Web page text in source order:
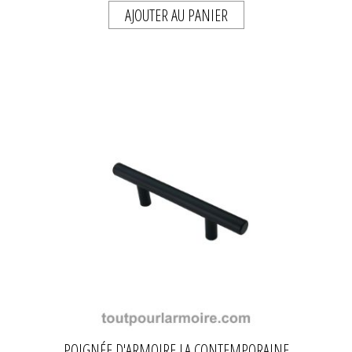
AJOUTER AU PANIER